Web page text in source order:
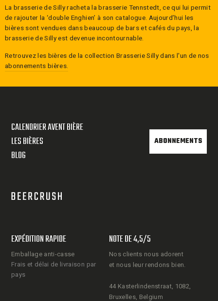
La brasserie de Silly racheta la brasserie Tennstedt, ce qui lui permit
de rajouter la ‘double Enghien’ à son catalogue. Aujourd’hui les
bières sont vendues dans beaucoup de bars et cafés du pays, la
brasserie de Silly est devenue incontournable.
Retrouvez les bières de la collection Brasserie Sillydans l'un de nos
abonnements bières.
CALENDRIER AVENT BIÈRE
LES BIÈRES
BLOG
ABONNEMENTS
EXPÉDITION RAPIDE
Emballage anti-casse
Frais et délai de livraison par
pays
NOTE DE 4,5/5
Nos clients nous adorent
et nous leur rendons bien.
44 Kasterlindenstraat, 1082,
Bruxelles, Belgium